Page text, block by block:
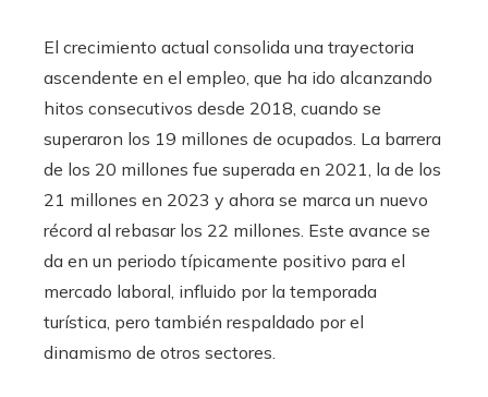
El crecimiento actual consolida una trayectoria
ascendente en el empleo, que ha ido alcanzando
hitos consecutivos desde 2018, cuando se
superaron los 19 millones de ocupados. La barrera
de los 20 millones fue superada en 2021, la de los
21 millones en 2023 y ahora se marca un nuevo
récord al rebasar los 22 millones. Este avance se
da en un periodo típicamente positivo para el
mercado laboral, influido por la temporada
turística, pero también respaldado por el
dinamismo de otros sectores.